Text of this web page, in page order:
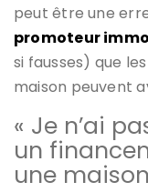
peut être une
promoteur
si fausses) que
maison peuvent
« Je n’ai
un
une